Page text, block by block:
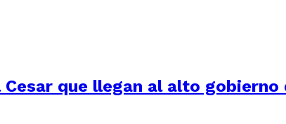
que llegan al alto